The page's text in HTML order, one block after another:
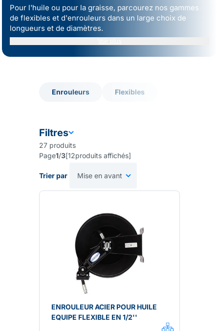
Pour l'huile ou pour la graisse, parcourez nos gammes
de flexibles et d'enrouleurs dans un large choix de
longueurs et de diamètres.
Enrouleurs
Flexibles
Filtres
27 produits
Page1/3[12produits affichés]
Trier par
ENROULEUR ACIER POUR HUILE
EQUIPE FLEXIBLE EN 1/2''